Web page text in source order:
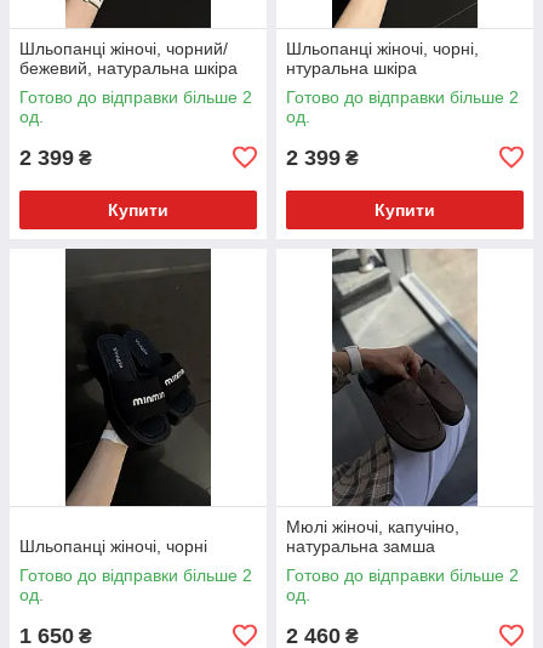
Шльопанці жіночі, чорний/
бежевий, натуральна шкіра
Готово до відправки більше 2
од.
2 399 ₴
Купити
Шльопанці жіночі, чорні,
нтуральна шкіра
Готово до відправки більше 2
од.
2 399 ₴
Купити
Шльопанці жіночі, чорні
Готово до відправки більше 2
од.
1 650 ₴
Мюлі жіночі, капучіно,
натуральна замша
Готово до відправки більше 2
од.
2 460 ₴